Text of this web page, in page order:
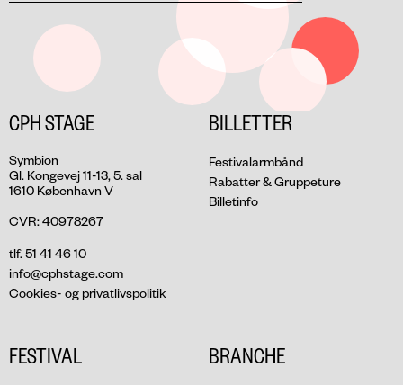
CPH STAGE
Symbion
Gl. Kongevej 11-13, 5. sal
1610 København V
CVR: 40978267
tlf. 51 41 46 10
info@cphstage.com
Cookies- og privatlivspolitik
BILLETTER
Festivalarmbånd
Rabatter & Gruppeture
Billetinfo
FESTIVAL BRANCHE